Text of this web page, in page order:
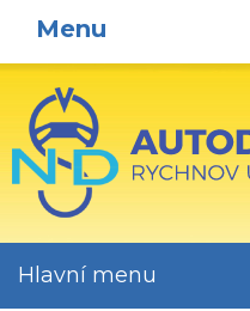
Menu
Hlavní menu